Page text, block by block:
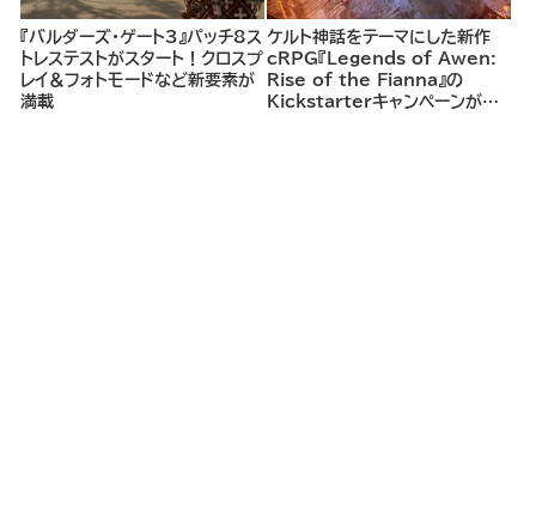
『バルダーズ・ゲート3』パッチ8ス
トレステストがスタート！クロスプ
レイ＆フォトモードなど新要素が
満載
ケルト神話をテーマにした新作
cRPG『Legends of Awen:
Rise of the Fianna』の
Kickstarterキャンペーンがま